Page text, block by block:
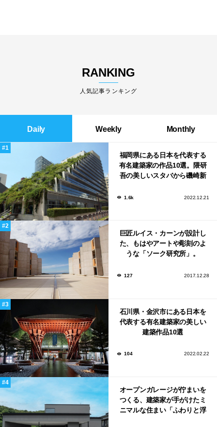
RANKING
人気記事ランキング
Daily Weekly Monthly
福岡県にある日本を代表する
有名建築家の作品10選。隈研
吾の美しいスタバから磯崎新
1.6k 2022.12.21
巨匠ルイス・カーンが設計し
た、もはやアートや彫刻のよ
うな「ソーク研究所」。
127 2017.12.28
石川県・金沢市にある日本を
代表する有名建築家の美しい
建築作品10選
104 2022.02.22
オープンガレージが佇まいを
つくる、建築家が手がけたミ
ニマルな住まい「ふわりと浮